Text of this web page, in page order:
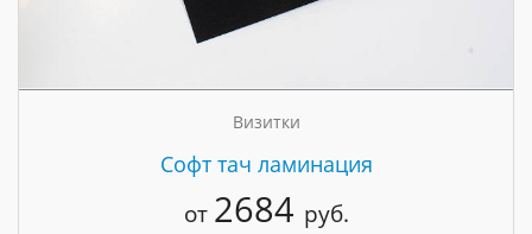
Визитки
Cофт тач ламинация
от 2684 руб.